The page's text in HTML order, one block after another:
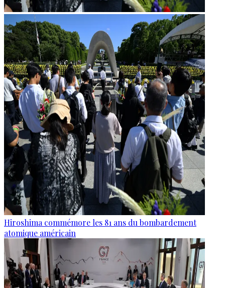
Hiroshima commémore les 81 ans du bombardement
atomique américain